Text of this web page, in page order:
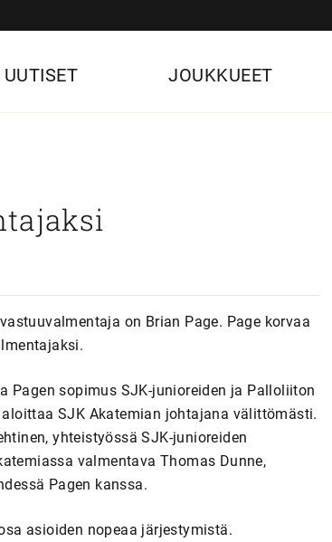
UUTISET JOUKKUEET
on Brian Page. Page korvaa
sopimus SJK-junioreiden ja Palloliiton
SJK Akatemian johtajana välittömästi.
yhteistyössä SJK-junioreiden
valmentava Thomas Dunne,
Pagen kanssa.
asioiden nopeaa järjestymistä.